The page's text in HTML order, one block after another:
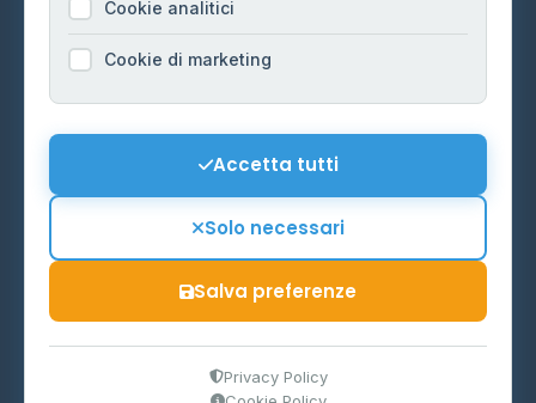
Cookie Policy
Preferenze Cookie
Mappa del sito
P.IVA 03859300364
Cookie analitici
Cookie di marketing
Accetta tutti
Solo necessari
Salva preferenze
Privacy Policy